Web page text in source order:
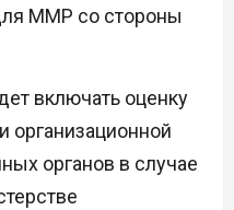
ММР со стороны
включать оценку
организационной
органов в случае